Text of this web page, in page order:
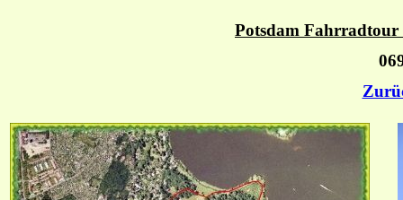
Potsdam Fahrradtour